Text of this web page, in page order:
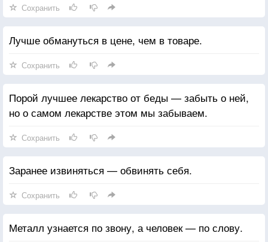
Сохранить
Лучше обмануться в цене, чем в товаре.
Сохранить
Порой лучшее лекарство от беды — забыть о ней,
но о самом лекарстве этом мы забываем.
Сохранить
Заранее извиняться — обвинять себя.
Сохранить
Металл узнается по звону, а человек — по слову.